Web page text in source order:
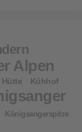
Alpen
Kühhof
Königsangerspitze